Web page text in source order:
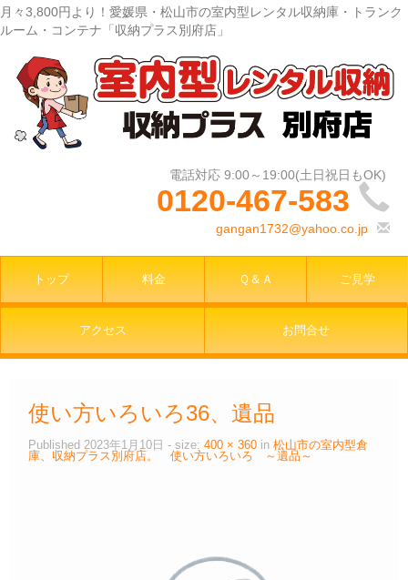
月々3,800円より！愛媛県・松山市の室内型レンタル収納庫・トランク
ルーム・コンテナ「収納プラス別府店」
0120-467-583
gangan1732@yahoo.co.jp
トップ 料金 Ｑ＆Ａ ご見学
アクセス お問合せ
使い方いろいろ36、遺品
Published 2023年1月10日 - size: 400 × 360 in 松山市の室内型倉
庫、収納プラス別府店。 使い方いろいろ ～遺品～